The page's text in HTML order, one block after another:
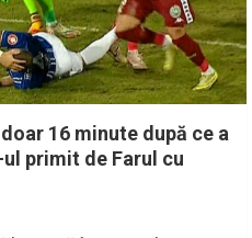
16 minute după ce a
primit de Farul cu